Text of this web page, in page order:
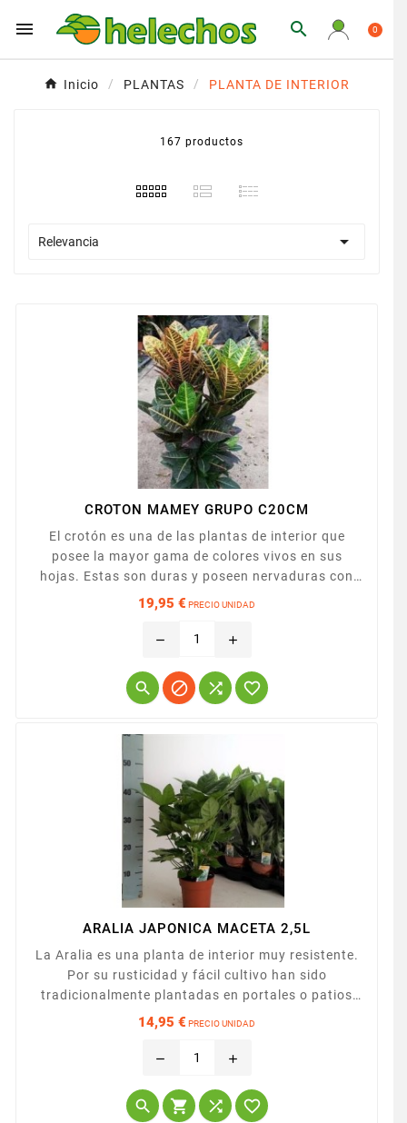
  0
Inicio PLANTAS PLANTA DE INTERIOR
167 productos
Relevancia 
CROTON MAMEY GRUPO C20CM
El crotón es una de las plantas de interior que
posee la mayor gama de colores vivos en sus
hojas. Estas son duras y poseen nervaduras con
coloraciones muy atractivas que van desde el
Presentado en maceta de 22cm y 45cm de tronco
19,95 € PRECIO UNIDAD
remove add
   
ARALIA JAPONICA MACETA 2,5L
La Aralia es una planta de interior muy resistente.
Por su rusticidad y fácil cultivo han sido
tradicionalmente plantadas en portales o patios
donde no recibían muchos cuidados y, sin embargo,
nata, y muy versátil, ya que la podemos cultivar en
sombrías del jardín.Presentada en maceta de
13cm.
14,95 € PRECIO UNIDAD
remove add
   